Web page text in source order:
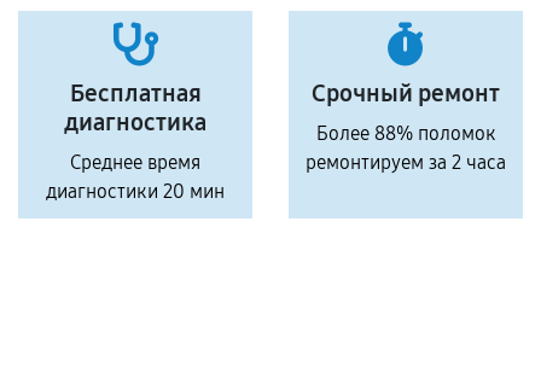
Бесплатная
диагностика
Среднее время
диагностики 20 мин
Срочный ремонт
Более 88% поломок
ремонтируем за 2 часа